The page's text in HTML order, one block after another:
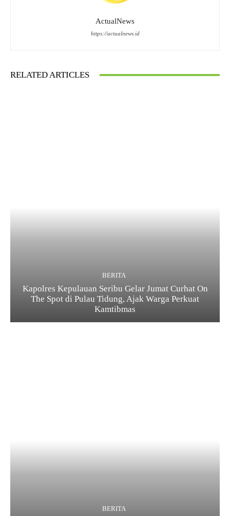
ActualNews
https://actualnews.id
RELATED ARTICLES
BERITA
Kapolres Kepulauan Seribu Gelar Jumat Curhat On
The Spot di Pulau Tidung, Ajak Warga Perkuat
Kamtibmas
BERITA